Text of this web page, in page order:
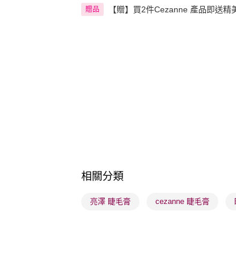
贈品
【贈】買2件Cezanne 產品即送精
相關分類
亮澤 睫毛膏 cezanne 睫毛膏